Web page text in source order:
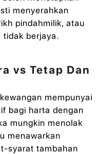
menyerahkan
pindahmilik, atau
tidak berjaya.
vs Tetap Dan
mempunyai
bagi harta dengan
mungkin menolak
menawarkan
syarat tambahan